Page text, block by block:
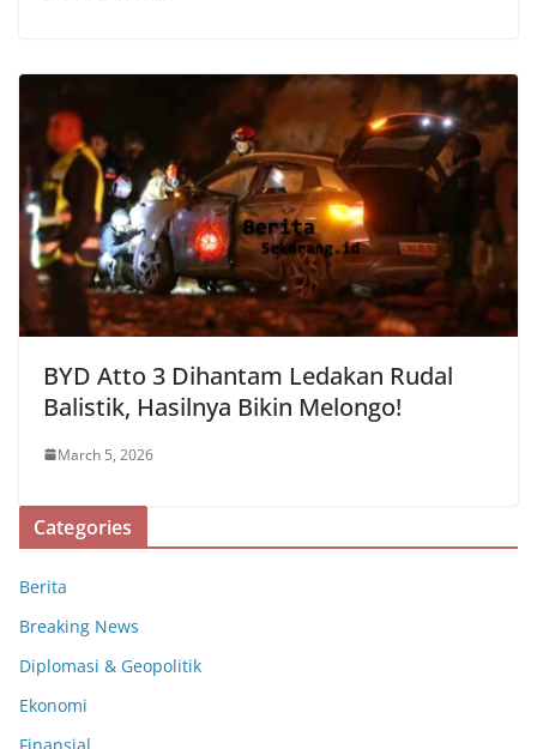
BYD Atto 3 Dihantam Ledakan Rudal
Balistik, Hasilnya Bikin Melongo!
March 5, 2026
Categories
Berita
Breaking News
Diplomasi & Geopolitik
Ekonomi